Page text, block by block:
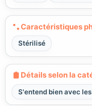
Caractéristiques
Stérilisé
Détails selon la
S'entend bien avec